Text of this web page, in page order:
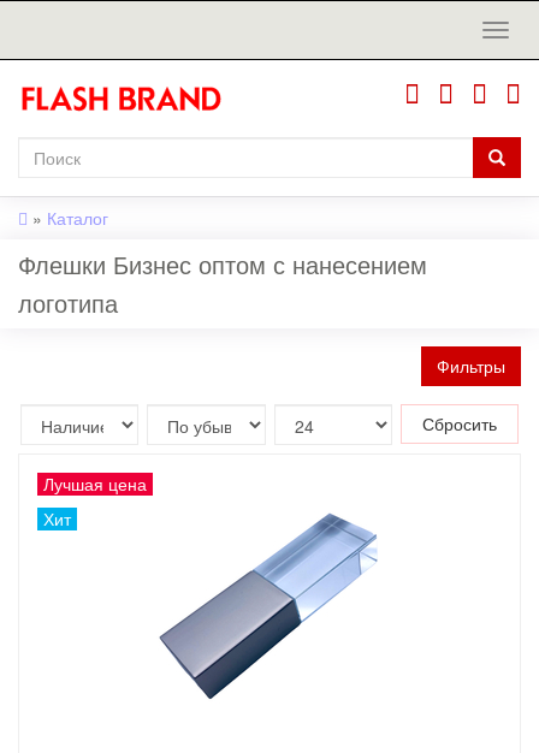
» Каталог
Флешки Бизнес оптом с нанесением
логотипа
Фильтры
Сбросить
Лучшая цена
Хит